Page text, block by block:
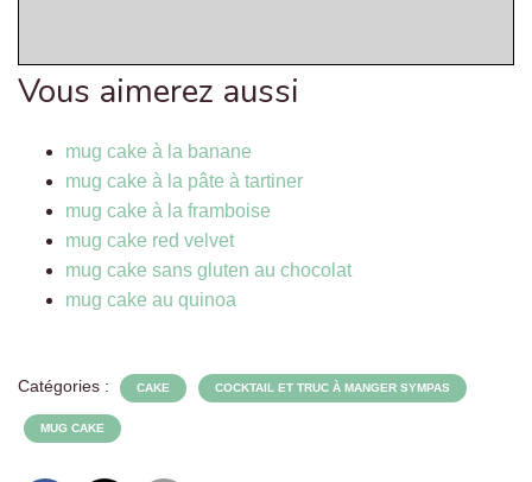
Vous aimerez aussi
mug cake à la banane
mug cake à la pâte à tartiner
mug cake à la framboise
mug cake red velvet
mug cake sans gluten au chocolat
mug cake au quinoa
Catégories : CAKE COCKTAIL ET TRUC À MANGER SYMPAS
MUG CAKE